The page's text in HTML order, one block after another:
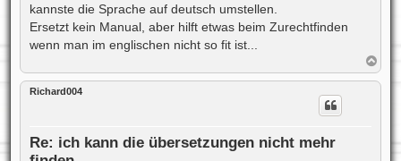
g
kannste die Sprache auf deutsch umstellen.
Ersetzt kein Manual, aber hilft etwas beim Zurechtfinden
wenn man im englischen nicht so fit ist...
a
c
Richard004
Re: ich kann die übersetzungen nicht mehr